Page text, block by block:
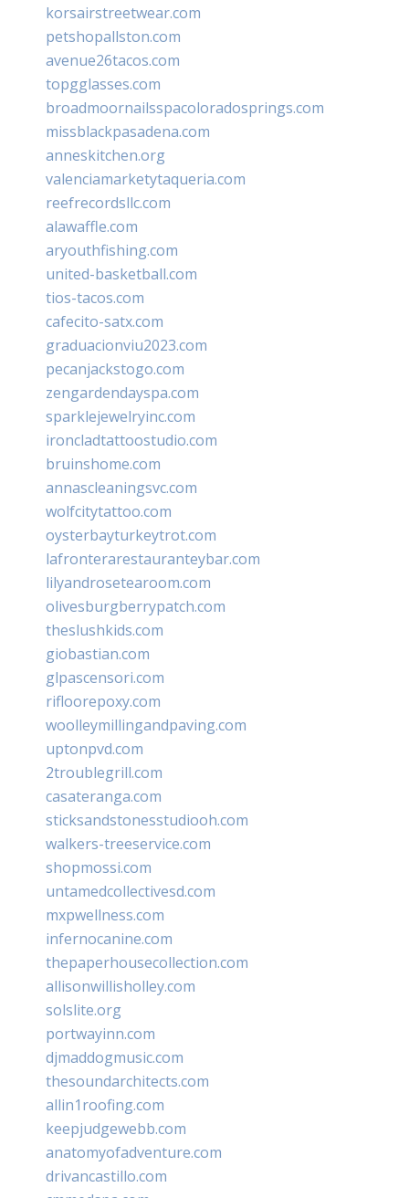
korsairstreetwear.com
petshopallston.com
avenue26tacos.com
topgglasses.com
broadmoornailsspacoloradosprings.com
missblackpasadena.com
anneskitchen.org
valenciamarketytaqueria.com
reefrecordsllc.com
alawaffle.com
aryouthfishing.com
united-basketball.com
tios-tacos.com
cafecito-satx.com
graduacionviu2023.com
pecanjackstogo.com
zengardendayspa.com
sparklejewelryinc.com
ironcladtattoostudio.com
bruinshome.com
annascleaningsvc.com
wolfcitytattoo.com
oysterbayturkeytrot.com
lafronterarestauranteybar.com
lilyandrosetearoom.com
olivesburgberrypatch.com
theslushkids.com
giobastian.com
glpascensori.com
rifloorepoxy.com
woolleymillingandpaving.com
uptonpvd.com
2troublegrill.com
casateranga.com
sticksandstonesstudiooh.com
walkers-treeservice.com
shopmossi.com
untamedcollectivesd.com
mxpwellness.com
infernocanine.com
thepaperhousecollection.com
allisonwillisholley.com
solslite.org
portwayinn.com
djmaddogmusic.com
thesoundarchitects.com
allin1roofing.com
keepjudgewebb.com
anatomyofadventure.com
drivancastillo.com